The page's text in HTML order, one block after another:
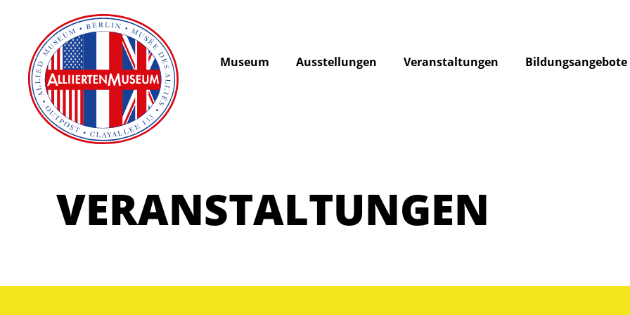
Museum Ausstellungen Veranstaltungen Bildungsangebote
VERANSTALTUNGEN